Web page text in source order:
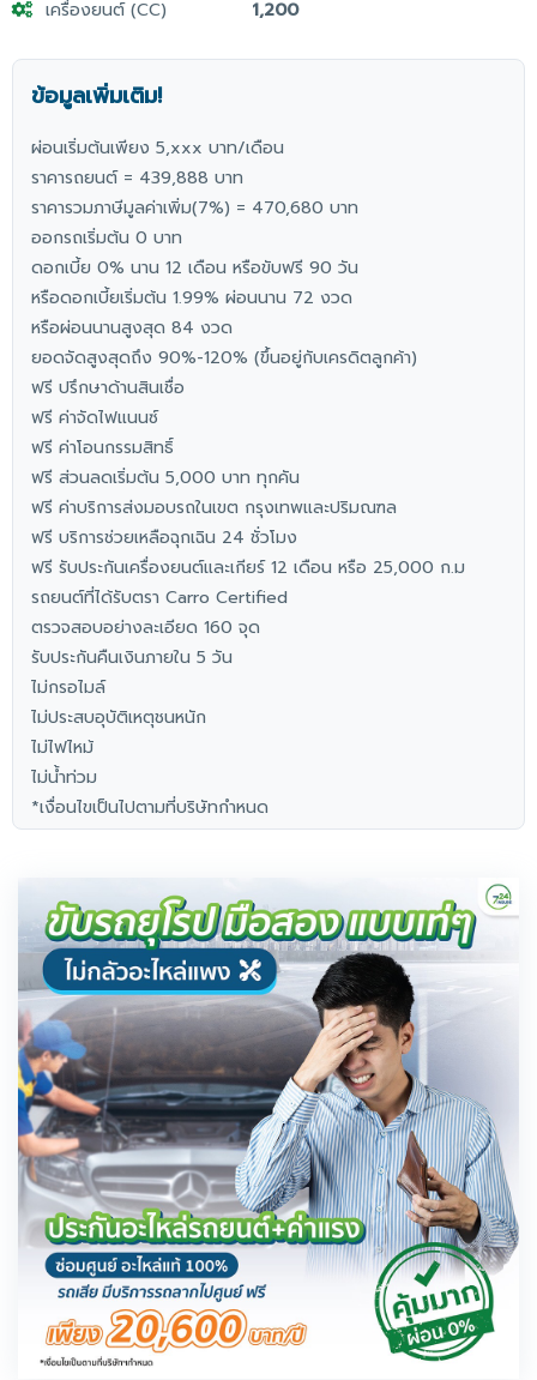
เครื่องยนต์ (CC)
1,200
ข้อมูลเพิ่มเติม!
ผ่อนเริ่มต้นเพียง 5,xxx บาท/เดือน
ราคารถยนต์ = 439,888 บาท
ราคารวมภาษีมูลค่าเพิ่ม(7%) = 470,680 บาท
ออกรถเริ่มต้น 0 บาท
ดอกเบี้ย 0% นาน 12 เดือน หรือขับฟรี 90 วัน
หรือดอกเบี้ยเริ่มต้น 1.99% ผ่อนนาน 72 งวด
หรือผ่อนนานสูงสุด 84 งวด
ยอดจัดสูงสุดถึง 90%-120% (ขึ้นอยู่กับเครดิตลูกค้า)
ฟรี ปรึกษาด้านสินเชื่อ
ฟรี ค่าจัดไฟแนนซ์
ฟรี ค่าโอนกรรมสิทธิ์
ฟรี ส่วนลดเริ่มต้น 5,000 บาท ทุกคัน
ฟรี ค่าบริการส่งมอบรถในเขต กรุงเทพและปริมณฑล
ฟรี บริการช่วยเหลือฉุกเฉิน 24 ชั่วโมง
ฟรี รับประกันเครื่องยนต์และเกียร์ 12 เดือน หรือ 25,000 ก.ม
รถยนต์ที่ได้รับตรา Carro Certified
ตรวจสอบอย่างละเอียด 160 จุด
รับประกันคืนเงินภายใน 5 วัน
ไม่กรอไมล์
ไม่ประสบอุบัติเหตุชนหนัก
ไม่ไฟไหม้
ไม่น้ำท่วม
*เงื่อนไขเป็นไปตามที่บริษัทกำหนด